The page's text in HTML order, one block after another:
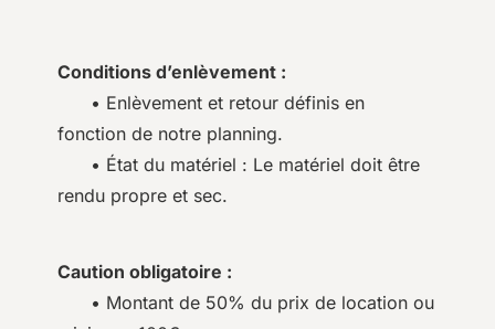
Conditions d’enlèvement :
• Enlèvement et retour définis en
fonction de notre planning.
• État du matériel : Le matériel doit être
rendu propre et sec.
Caution obligatoire :
• Montant de 50% du prix de location ou